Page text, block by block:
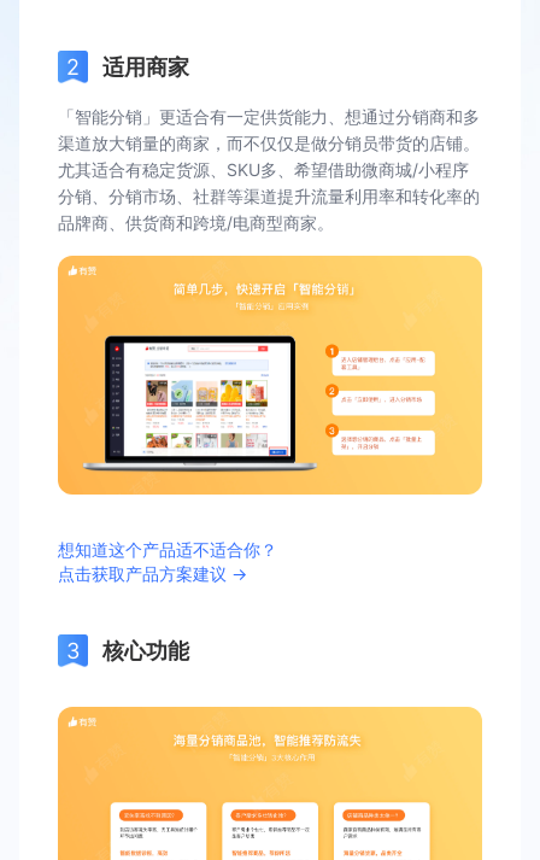
适用商家
「智能分销」更适合有一定供货能力、想通过分销商和多
渠道放大销量的商家，而不仅仅是做分销员带货的店铺。
尤其适合有稳定货源、SKU多、希望借助微商城/小程序
分销、分销市场、社群等渠道提升流量利用率和转化率的
品牌商、供货商和跨境/电商型商家。
想知道这个产品适不适合你？
点击获取产品方案建议 →
核心功能